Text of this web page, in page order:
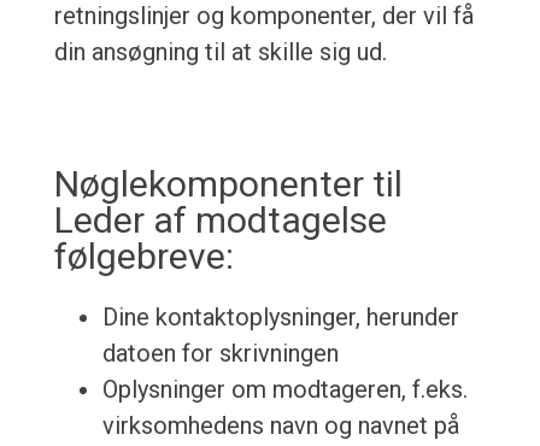
retningslinjer og komponenter, der vil få
din ansøgning til at skille sig ud.
Nøglekomponenter til
Leder af modtagelse
følgebreve:
Dine kontaktoplysninger, herunder
datoen for skrivningen
Oplysninger om modtageren, f.eks.
virksomhedens navn og navnet på